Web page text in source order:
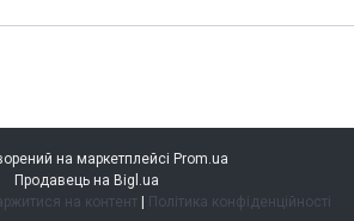
на маркетплейсі Prom.ua
Продавець на Bigl.ua
на контент Політика конфіденційності